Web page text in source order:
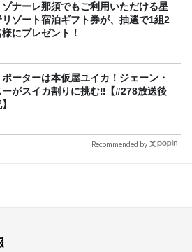
ゾナーレ那須でもご利用いただける星
リゾート宿泊ギフト券が、抽選で1組2
様にプレゼント！
ポーターは本仮屋ユイカ！ジェーン・
ーがスイカ割りに挑む‼【#278放送後
Recommended by